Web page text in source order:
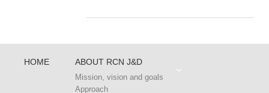
HOME ABOUT RCN J&D
Mission, vision and goals
Approach